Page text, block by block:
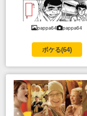
pappa64 pappa64
ボケる(64)